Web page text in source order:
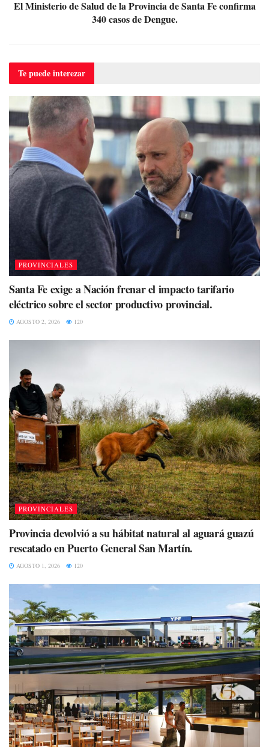
El Ministerio de Salud de la Provincia de Santa Fe confirma
340 casos de Dengue.
Te puedeinterezar
PROVINCIALES
Santa Fe exige a Nación frenar el impacto tarifario
eléctrico sobre el sector productivo provincial.
AGOSTO 2, 2026 120
PROVINCIALES
Provincia devolvió a su hábitat natural al aguará guazú
rescatado en Puerto General San Martín.
AGOSTO 1, 2026 120